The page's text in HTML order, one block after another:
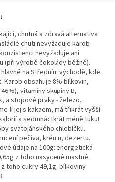
chutná a zdravá alternativa
chuti nevyžaduje karob
nevyžaduje ani
(při výrobě čokolády běžné).
na Středním východě, kde
Karob obsahuje 8% bílkovin,
vitamíny skupiny B,
a stopové prvky - železo,
li jej s kakaem, má třikrát vyšší
a sedmnáctkrát méně tuku!
svatojánského chlebíčku.
pečiva, krému, dezertu.
údaje na 100g: energetická
z toho nasycené mastné
toho cukry 49,1g, bílkoviny